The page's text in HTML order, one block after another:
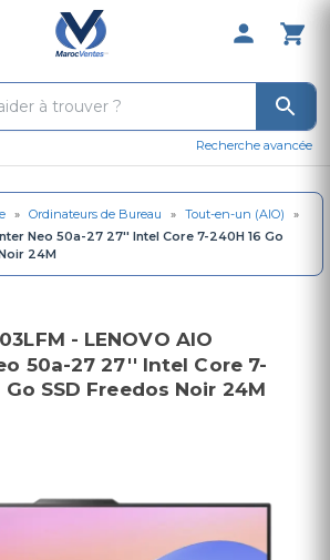
0 Produit
Recherche avancée
» Ordinateurs de Bureau » Tout-en-un (AIO)
»
Neo 50a-27 27'' Intel Core 7-240H 16 Go
24M
- LENOVO AIO
50a-27 27'' Intel Core 7-
Go SSD Freedos Noir 24M